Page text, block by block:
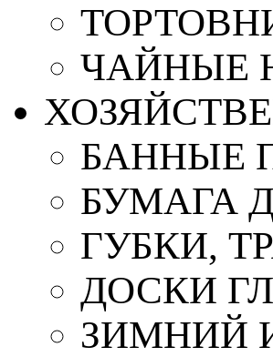
ЧАЙНЫЕ
БАННЫЕ
БУМАГА
ГУБКИ,
ДОСКИ
ЗИМНИЙ